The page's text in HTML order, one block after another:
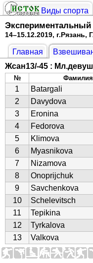
Виды спорта
Экспериментальный
14–15.12.2019,
Главная
Жсан13/-45 :
№ Фамилия
1 Batargali
2
Davydova
3
Eronina
4
Fedorova
5
Klimova
6
Myasnikova
7
Nizamova
8
Onoprijchuk
9
Savchenkova
10
Schelevitsch
11
Tepikina
12
Tyrkalova
13
Valkova